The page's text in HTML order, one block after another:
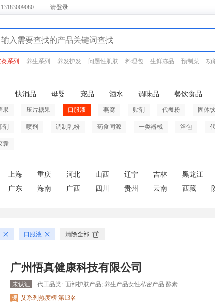
请登录
系列 养生系列 养发护发 问题性肌肤 料理包 生鲜冻品 预制菜 功
快消品 母婴 宠品 酒水 调味品 餐饮食品
果 压片糖果 口服液 燕窝 贴剂 代餐粉 固体
剂 喷剂 调制乳粉 药食同源 一类器械 浴包
囊
上海 重庆 河北 山西 辽宁 吉林 黑龙江
广东 海南 广西 四川 贵州 云南 西藏
口服液 清除全部
广州悟真健康科技有限公司
未认证 代工品类: 面部护肤产品; 养生产品女性私密产品 酵素
艾系列热度榜 第13名